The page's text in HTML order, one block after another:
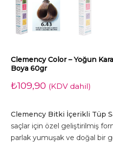
Clemency Color – Yoğun
Boya 60gr
₺109,90 (KDV dahil)
Clemency Bitki İçerikli Tüp
saçlar için özel geliştirilmiş
parlak yumuşak ve doğal bir